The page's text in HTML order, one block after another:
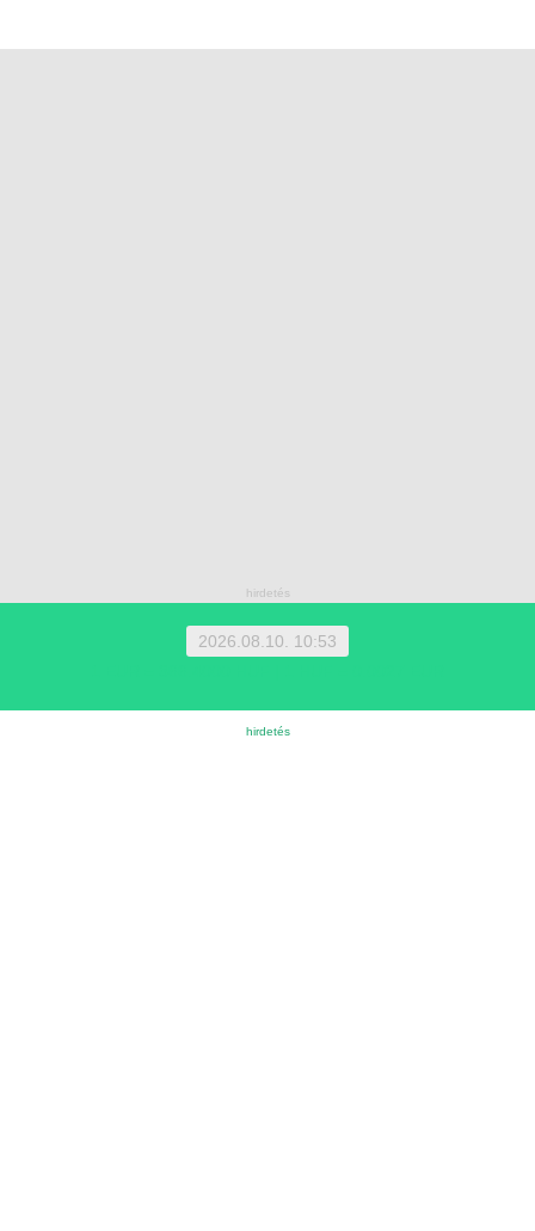
2026.08.10. 10:53